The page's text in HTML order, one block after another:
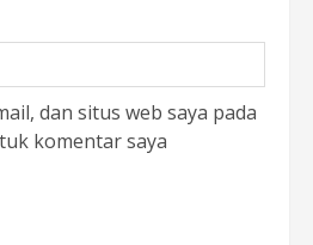
dan situs web saya pada
komentar saya